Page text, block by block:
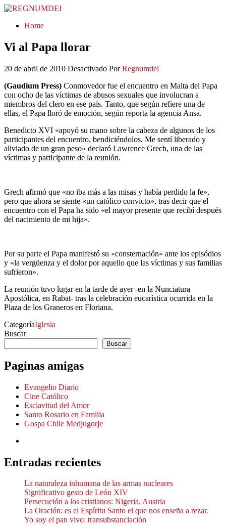
REGNUMDEI
Home
Vi al Papa llorar
20 de abril de 2010 Desactivado Por Regnumdei
(Gaudium Press) Conmovedor fue el encuentro en Malta del Papa
con ocho de las víctimas de abusos sexuales que involucran a
miembros del clero en ese país. Tanto, que según refiere una de
ellas, el Papa lloró de emoción, según reporta la agencia Ansa.
Benedicto XVI «apoyó su mano sobre la cabeza de algunos de los
participantes del encuentro, bendiciéndolos. Me sentí liberado y
aliviado de un gran peso» declaró Lawrence Grech, una de las
víctimas y participante de la reunión.
Grech afirmó que «no iba más a las misas y había perdido la fe»,
pero que ahora se siente «un católico convicto», tras decir que el
encuentro con el Papa ha sido «el mayor presente que recibí después
del nacimiento de mi hija».
Por su parte el Papa manifestó su «consternación» ante los episódios
y «la vergüenza y el dolor por aquello que las víctimas y sus familias
sufrieron».
La reunión tuvo lugar en la tarde de ayer -en la Nunciatura
Apostólica, en Rabat- tras la celebración eucarística ocurrida en la
Plaza de los Graneros en Floriana.
CategoríaIglesia
Buscar
Buscar
Paginas amigas
Evangelio Diario
Cine Católico
Esclavitud del Amor
Santo Rosario en Familia
Gospa Chile Medjugorje
Entradas recientes
La naturaleza inhumana de las armas nucleares
Significativo gesto de León XIV
Persecución a los cristianos: Nigeria, Austria
La Oración: es el Espíritu Santo el que nos enseña a rezar.
Yo soy el pan vivo: transubstanciación